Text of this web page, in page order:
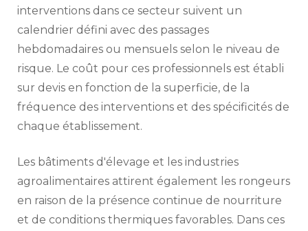
interventions dans ce secteur suivent un
calendrier défini avec des passages
hebdomadaires ou mensuels selon le niveau de
risque. Le coût pour ces professionnels est établi
sur devis en fonction de la superficie, de la
fréquence des interventions et des spécificités de
chaque établissement.
Les bâtiments d'élevage et les industries
agroalimentaires attirent également les rongeurs
en raison de la présence continue de nourriture
et de conditions thermiques favorables. Dans ces